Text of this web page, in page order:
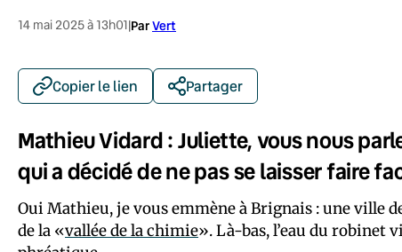
14 mai 2025 à 13h01|ParVert
Copier le lien Partager
Mathieu Vidard : Juliette, vous nous
qui a décidé de ne pas se laisser faire
Oui Mathieu, je vous emmène à Brignais : une ville
de la «vallée de la chimie». Là-bas, l’eau du robinet